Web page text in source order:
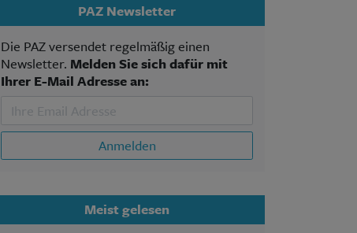
PAZ Newsletter
Die PAZ versendet regelmäßig einen
Newsletter. Melden Sie sich dafür mit
Ihrer E-Mail Adresse an:
Anmelden
Meist gelesen